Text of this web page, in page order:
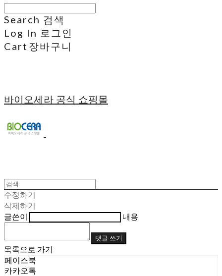
Search 검색
Log In 로그인
Cart 장바구니
바이오세라 공식 쇼핑몰
수정하기
삭제하기
글쓴이
내용
댓글 쓰기
목록으로 가기
페이스북
카카오톡